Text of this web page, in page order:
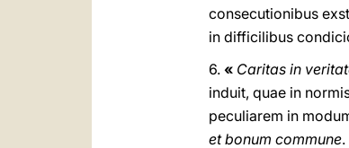
consecutionibus
in difficilibus
6. « Caritas in
induit, quae in
peculiarem in
et bonum commune.